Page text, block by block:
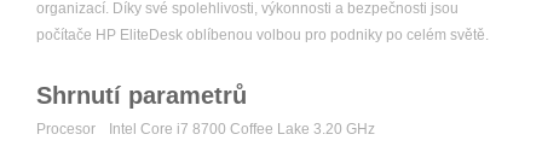
organizací. Díky své spolehlivosti, výkonnosti a bezpečnosti jsou
počítače HP EliteDesk oblíbenou volbou pro podniky po celém světě.
Shrnutí parametrů
Procesor
Intel Core i7 8700 Coffee Lake 3.20 GHz